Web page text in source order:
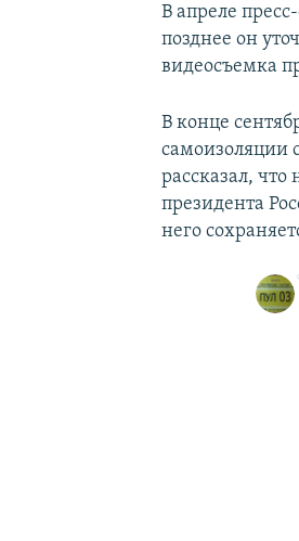
В апреле
позднее он
видеосъемка
В конце
самоизоляции
рассказал,
президента
него